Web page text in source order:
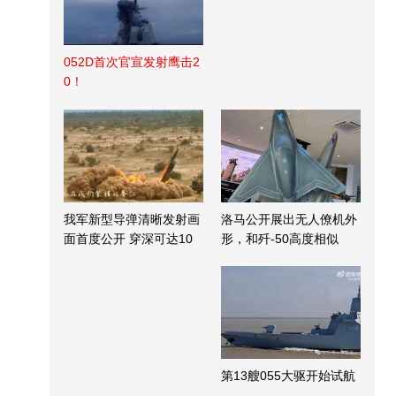
052D首次官宣发射鹰击2
0！
我军新型导弹清晰发射画
面首度公开 穿深可达10
洛马公开展出无人僚机外
形，和歼-50高度相似
第13艘055大驱开始试航